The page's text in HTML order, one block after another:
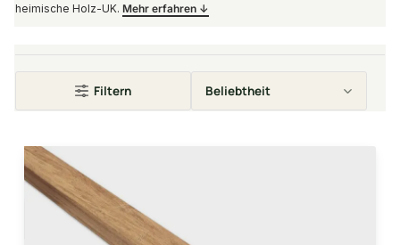
heimische Holz-UK. Mehr erfahren ↓
Filtern